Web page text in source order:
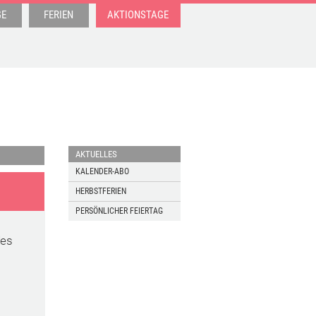
FERIEN AKTIONSTAGE
AKTUELLES
KALENDER-ABO
HERBSTFERIEN
PERSÖNLICHER FEIERTAG